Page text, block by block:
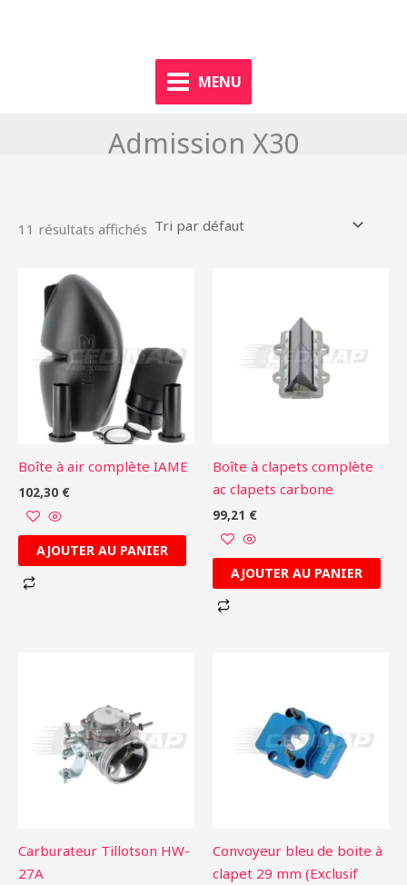
MENU
Admission X30
11 résultats affichés
Boîte à air complète IAME
102,30 €
AJOUTER AU PANIER
Boîte à clapets complète
ac clapets carbone
99,21 €
AJOUTER AU PANIER
Carburateur Tillotson HW-
27A
Convoyeur bleu de boite à
clapet 29 mm (Exclusif